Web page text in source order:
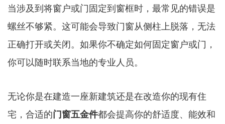
当涉及到将窗户或门固定到窗框时，最常见的错误是
螺丝不够紧。这可能会导致门窗从侧柱上脱落，无法
正确打开或关闭。如果你不确定如何固定窗户或门，
你可以随时联系当地的专业人员。
无论你是在建造一座新建筑还是在改造你的现有住
宅，合适的门窗五金件都会提高你的舒适度、能效和